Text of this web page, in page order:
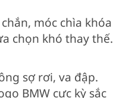
móc chìa khóa
chọn khó thay thế.
sợ rơi, va đập.
BMW cực kỳ sắc